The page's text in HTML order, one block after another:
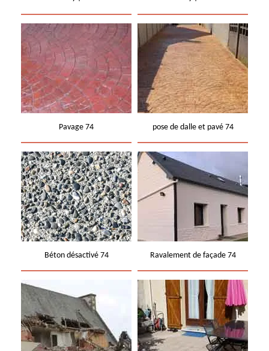
Pavage 74 pose de dalle et pavé 74
Béton désactivé 74 Ravalement de façade 74